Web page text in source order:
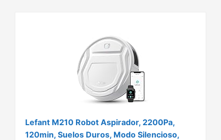
Lefant M210 Robot Aspirador, 2200Pa,
120min, Suelos Duros, Modo Silencioso,